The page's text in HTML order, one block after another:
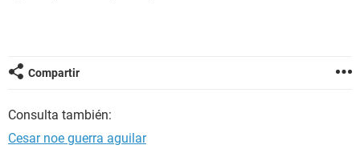
Compartir
Consulta también:
Cesar noe guerra aguilar